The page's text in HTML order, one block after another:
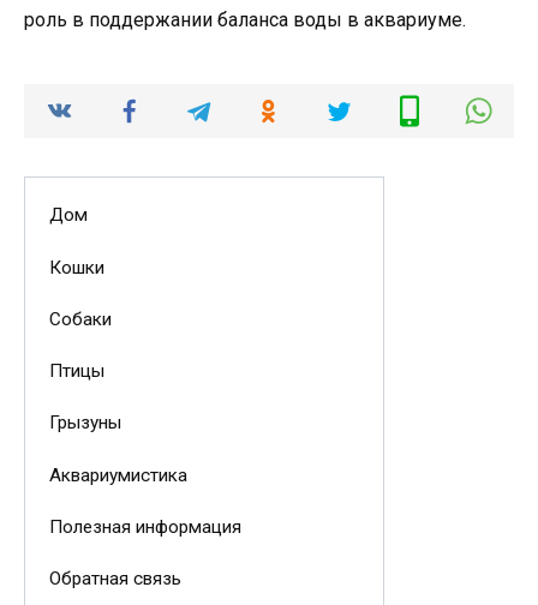
роль в поддержании баланса воды в аквариуме.
Дом
Кошки
Собаки
Птицы
Грызуны
Аквариумистика
Полезная информация
Обратная связь